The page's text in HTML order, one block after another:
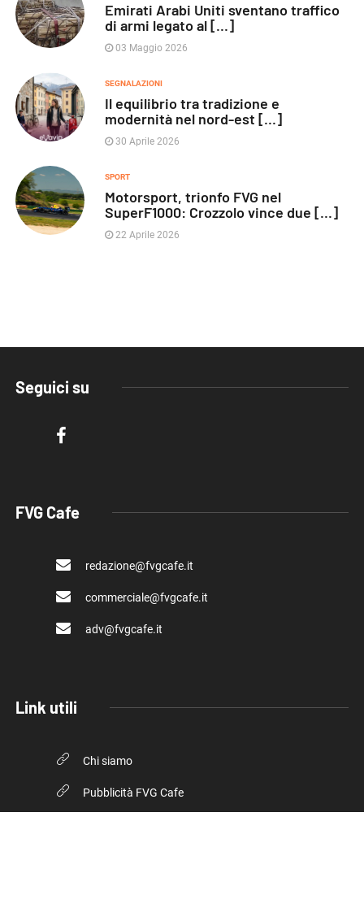
Emirati Arabi Uniti sventano traffico
di armi legato al [...]
03 Maggio 2026
SEGNALAZIONI
Il equilibrio tra tradizione e
modernità nel nord-est [...]
30 Aprile 2026
SPORT
Motorsport, trionfo FVG nel
SuperF1000: Crozzolo vince due [...]
22 Aprile 2026
Seguici su
FVG Cafe
redazione@fvgcafe.it
commerciale@fvgcafe.it
adv@fvgcafe.it
Link utili
Chi siamo
Pubblicità FVG Cafe